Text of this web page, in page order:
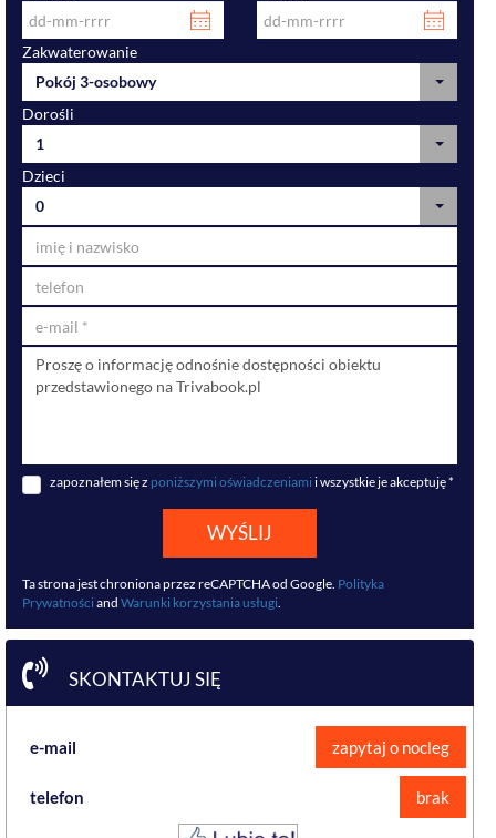
Zakwaterowanie
Pokój 3-osobowy
Dorośli
1
Dzieci
0
zapoznałem się z poniższymi oświadczeniami i wszystkie je akceptuję *
WYŚLIJ
Ta strona jest chroniona przez reCAPTCHA od Google. Polityka
Prywatności and Warunki korzystania usługi.
SKONTAKTUJ SIĘ
e-mail zapytaj o nocleg
telefon brak